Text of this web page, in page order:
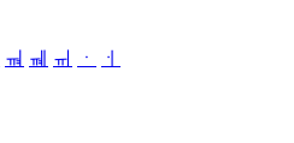
ㆊ ㆋ ㆌ ㆍ
ㆎ